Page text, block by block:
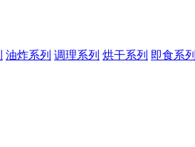
油炸系列 调理系列 烘干系列 即食系列